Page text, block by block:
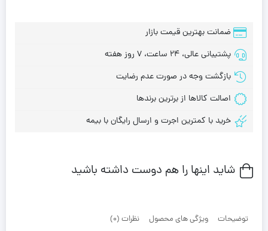
ضمانت بهترین قیمت بازار
پشتیبانی عالی، 24 ساعت، 7 روز هفته
بازگشت وجه در صورت عدم رضایت
اصالت کالاها از برترین برندها
خرید با کمترین اجرت و ارسال رایگان با بیمه
شاید اینها را هم دوست داشته باشید
توضیحات ویژگی های محصول نظرات (0)